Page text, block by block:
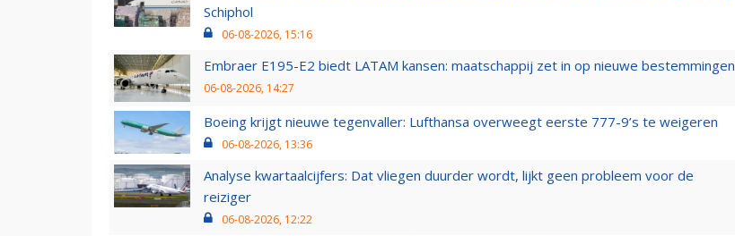
Schiphol
06-08-2026, 15:16
Embraer E195-E2 biedt LATAM kansen: maatschappij zet in op nieuwe bestemmingen
06-08-2026, 14:27
Boeing krijgt nieuwe tegenvaller: Lufthansa overweegt eerste 777-9’s te weigeren
06-08-2026, 13:36
Analyse kwartaalcijfers: Dat vliegen duurder wordt, lijkt geen probleem voor de
reiziger
06-08-2026, 12:22